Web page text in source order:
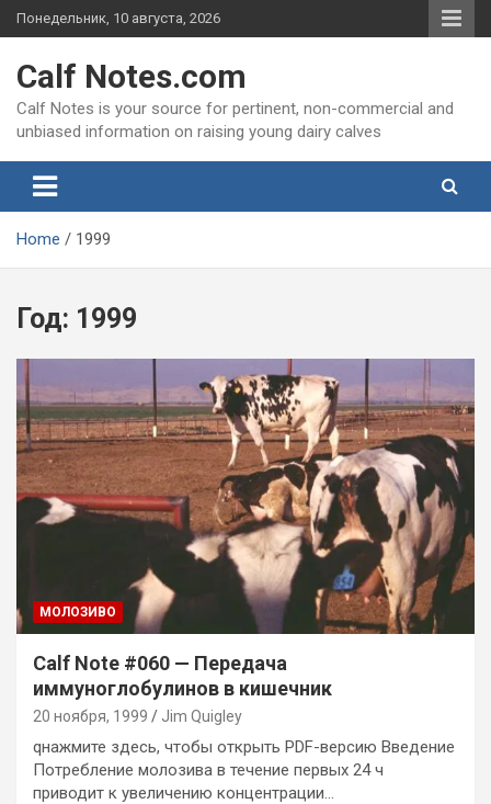
Skip
to
Понедельник, 10 августа, 2026
Calf Notes.com
Calf Notes is your source for pertinent, non-commercial and
unbiased information on raising young dairy calves
Home 1999
Год: 1999
MОЛОЗИВО
Calf Note #060 — Передача
иммуноглобулинов в кишечник
20 ноября, 1999 Jim Quigley
qнажмите здесь, чтобы открыть PDF-версию Введение
Потребление молозива в течение первых 24 ч
приводит к увеличению концентрации…